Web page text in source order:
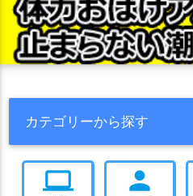
カテゴリーから探す
computer person